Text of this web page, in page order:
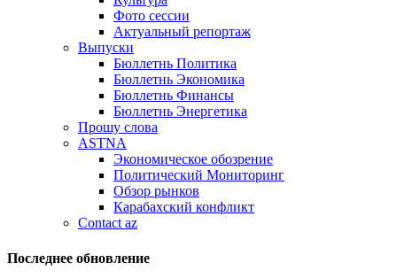
Фото сессии
Актуальный репортаж
Выпуски
Бюллетнь Политика
Бюллетнь Экономика
Бюллетнь Финансы
Бюллетнь Энергетика
Прошу слова
ASTNA
Экономическое обозрение
Политический Мониторинг
Обзор рынков
Карабахский конфликт
Contact az
Последнее обновление